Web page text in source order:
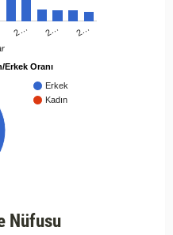
2… 2… 2…
Erkek Oranı
Erkek
Kadın
Nüfusu